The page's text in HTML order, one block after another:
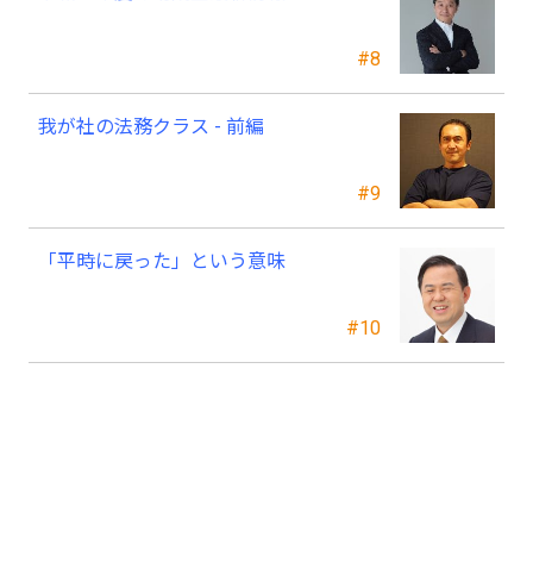
#8
#9
我が社の法務クラス - 前編
#10
「平時に戻った」という意味